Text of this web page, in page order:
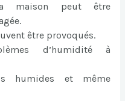
maison peut être
être provoqués.
d’humidité à
humides et même